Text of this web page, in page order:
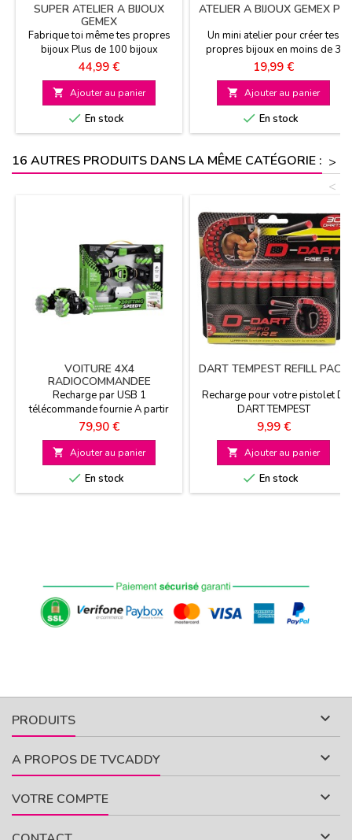
SUPER ATELIER A BIJOUX
GEMEX
Fabrique toi même tes propres
bijoux Plus de 100 bijoux
possibles A partir de 5 ans et +
Prix
44,99 €
 Ajouter au panier
 En stock
ATELIER A BIJOUX GEMEX PM
Un mini atelier pour créer tes
propres bijoux en moins de 3
minutes Des bijoux uniques et
personnalisables Existe en 2
versions: Pack Princesse ou
Galaxy A partir de 5 ans
Prix
19,99 €
 Ajouter au panier
 En stock
16 AUTRES PRODUITS DANS LA MÊME CATÉGORIE : >
<
VOITURE 4X4
RADIOCOMMANDEE
DRIFTING SPEEDY
Recharge par USB 1
télécommande fournie A partir
de 6 ans
Prix
79,90 €
 Ajouter au panier
 En stock
DART TEMPEST REFILL PACK
Recharge pour votre pistolet D
DART TEMPEST
Prix
9,99 €
 Ajouter au panier
 En stock
PRODUITS 
A PROPOS DE TVCADDY 
VOTRE COMPTE 